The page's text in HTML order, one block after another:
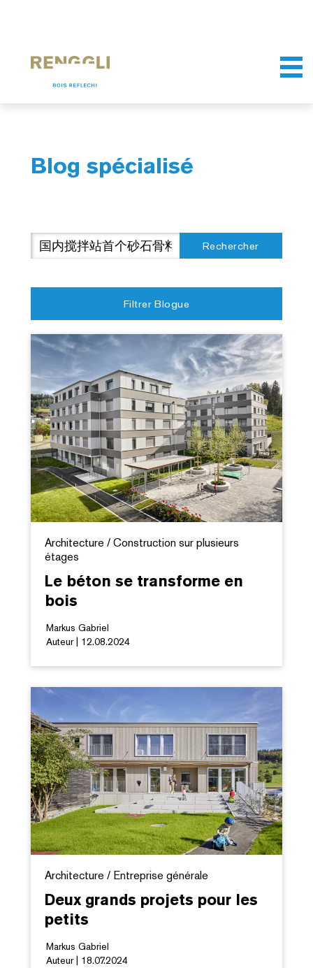
Blog spécialisé
Rechercher
Filtrer Blogue
Architecture / Construction sur plusieurs
étages
Le béton se transforme en
bois
Markus Gabriel
Auteur | 12.08.2024
Architecture / Entreprise générale
Deux grands projets pour les
petits
Markus Gabriel
Auteur | 18.07.2024